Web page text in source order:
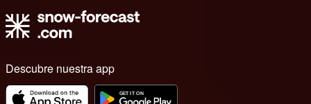
Descubre nuestra app